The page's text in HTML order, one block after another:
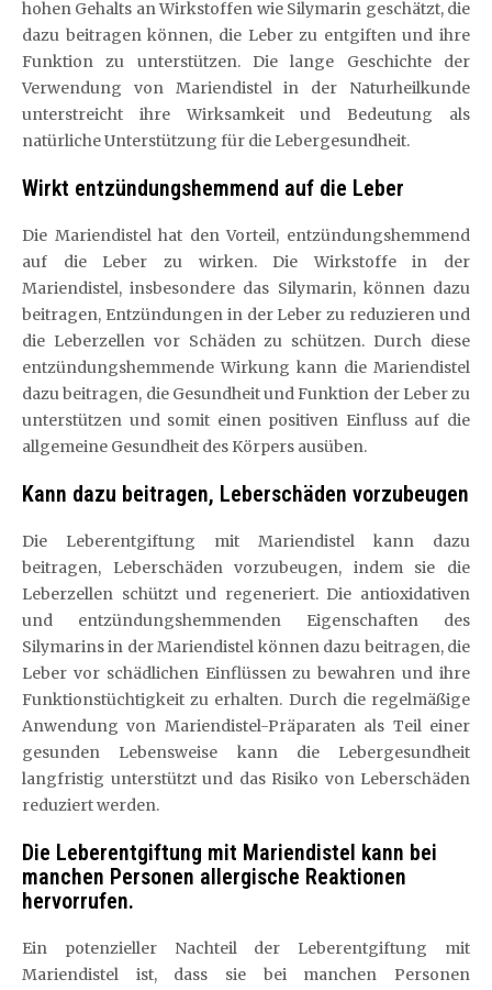
hohen Gehalts an Wirkstoffen wie Silymarin geschätzt, die
dazu beitragen können, die Leber zu entgiften und ihre
Funktion zu unterstützen. Die lange Geschichte der
Verwendung von Mariendistel in der Naturheilkunde
unterstreicht ihre Wirksamkeit und Bedeutung als
natürliche Unterstützung für die Lebergesundheit.
Wirkt entzündungshemmend auf die Leber
Die Mariendistel hat den Vorteil, entzündungshemmend
auf die Leber zu wirken. Die Wirkstoffe in der
Mariendistel, insbesondere das Silymarin, können dazu
beitragen, Entzündungen in der Leber zu reduzieren und
die Leberzellen vor Schäden zu schützen. Durch diese
entzündungshemmende Wirkung kann die Mariendistel
dazu beitragen, die Gesundheit und Funktion der Leber zu
unterstützen und somit einen positiven Einfluss auf die
allgemeine Gesundheit des Körpers ausüben.
Kann dazu beitragen, Leberschäden vorzubeugen
Die Leberentgiftung mit Mariendistel kann dazu
beitragen, Leberschäden vorzubeugen, indem sie die
Leberzellen schützt und regeneriert. Die antioxidativen
und entzündungshemmenden Eigenschaften des
Silymarins in der Mariendistel können dazu beitragen, die
Leber vor schädlichen Einflüssen zu bewahren und ihre
Funktionstüchtigkeit zu erhalten. Durch die regelmäßige
Anwendung von Mariendistel-Präparaten als Teil einer
gesunden Lebensweise kann die Lebergesundheit
langfristig unterstützt und das Risiko von Leberschäden
reduziert werden.
Die Leberentgiftung mit Mariendistel kann bei
manchen Personen allergische Reaktionen
hervorrufen.
Ein potenzieller Nachteil der Leberentgiftung mit
Mariendistel ist, dass sie bei manchen Personen